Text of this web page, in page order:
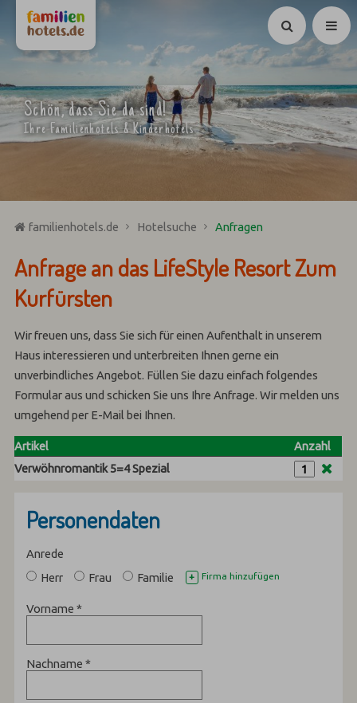
Suchen
Schön, dass Sie da sind!
Ihre Familienhotels & Kinderhotels
familienhotels.de Hotelsuche Anfragen
Anfrage an das LifeStyle Resort Zum
Kurfürsten
Wir freuen uns, dass Sie sich für einen Aufenthalt in unserem
Haus interessieren und unterbreiten Ihnen gerne ein
unverbindliches Angebot. Füllen Sie dazu einfach folgendes
Formular aus und schicken Sie uns Ihre Anfrage. Wir melden uns
umgehend per E-Mail bei Ihnen.
Artikel
Anzahl
Verwöhnromantik 5=4 Spezial
Personendaten
Anrede
Herr
Frau Familie + Firma hinzufügen
Vorname*
Nachname*